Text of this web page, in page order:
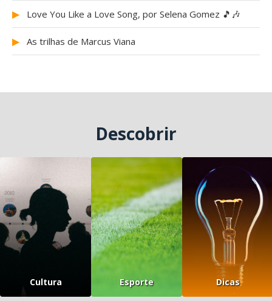
▶ Love You Like a Love Song, por Selena Gomez 🎵🎶
▶ As trilhas de Marcus Viana
Descobrir
Cultura Esporte Dicas